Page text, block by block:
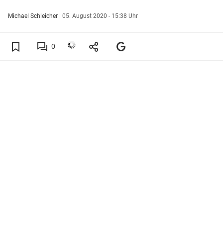
Michael Schleicher | 05. August 2020 - 15:38 Uhr
0